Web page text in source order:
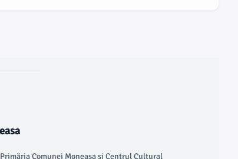
Comunei Moneasa și Centrul Cultural